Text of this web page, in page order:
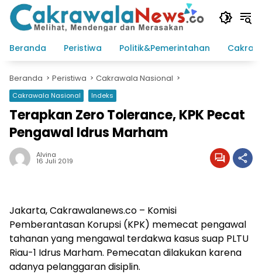
Langsung
konten
Beranda
Peristiwa Politik&Pemerintahan
Beranda Peristiwa Cakrawala Nasional
Cakrawala Nasional Indeks
Terapkan Zero Tolerance, KPK Pecat
Pengawal Idrus Marham
Alvina
16 Juli 2019
Jakarta, Cakrawalanews.co – Komisi
Pemberantasan Korupsi (KPK) memecat pengawal
tahanan yang mengawal terdakwa kasus suap PLTU
Riau-1 Idrus Marham. Pemecatan dilakukan karena
adanya pelanggaran disiplin.